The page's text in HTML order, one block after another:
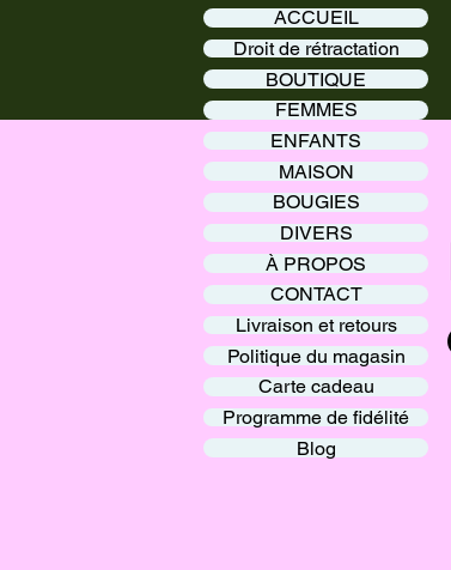
ACCUEIL
Droit de rétractation
BOUTIQUE
FEMMES
ENFANTS
MAISON
BOUGIES
DIVERS
À PROPOS
CONTACT
Livraison et retours
Politique du magasin
Carte cadeau
Programme de fidélité
Blog